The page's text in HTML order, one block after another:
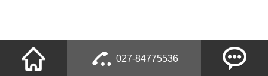
027-84775536